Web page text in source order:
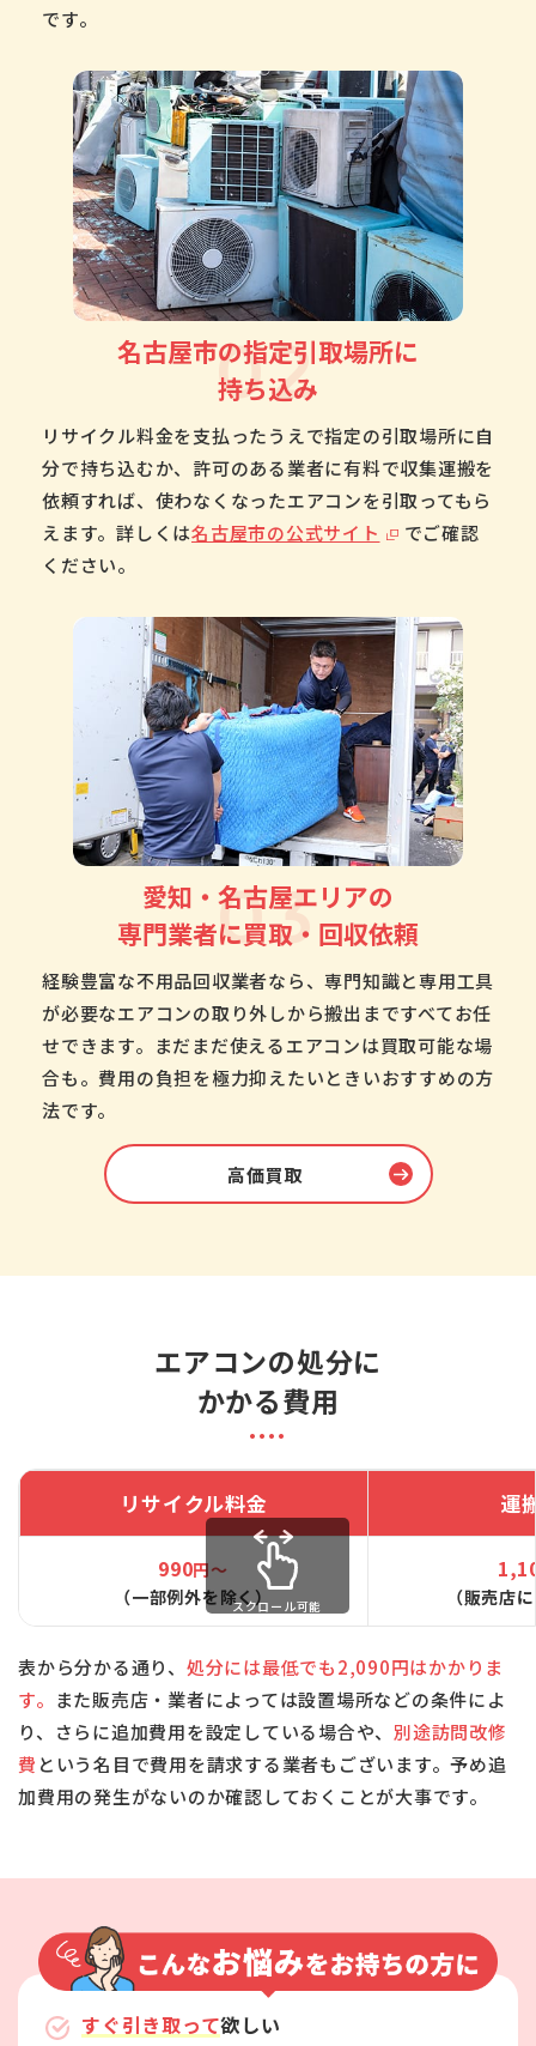
です。
02
名古屋市の指定引取場所に
持ち込み
リサイクル料金を支払ったうえで指定の引取場所に自
分で持ち込むか、許可のある業者に有料で収集運搬を
依頼すれば、使わなくなったエアコンを引取ってもら
えます。詳しくは名古屋市の公式サイト
でご確認
ください。
03
愛知・名古屋エリアの
専門業者に買取・回収依頼
経験豊富な不用品回収業者なら、専門知識と専用工具
が必要なエアコンの取り外しから搬出まですべてお任
せできます。まだまだ使えるエアコンは買取可能な場
合も。費用の負担を極力抑えたいときいおすすめの方
法です。
高価買取
エアコンの処分に
かかる費用
リサイクル料金 運
990円～
（一部例外を除く）
（販売店
スクロール可能
表から分かる通り、 処分には最低でも2,090円はかかりま
す。 また販売店・業者によっては設置場所などの条件によ
り、さらに追加費用を設定している場合や、 別途訪問改修
費 という名目で費用を請求する業者もございます。予め追
加費用の発生がないのか確認しておくことが大事です。
すぐ引き取って欲しい